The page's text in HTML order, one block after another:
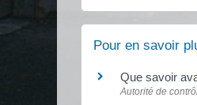
Pour en savoir
Que savoir
Autorité de